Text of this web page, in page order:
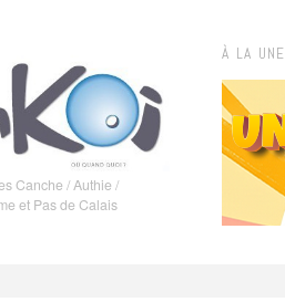
Canche / Authie /
et Pas de Calais
À LA UNE